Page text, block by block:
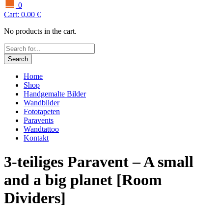
0
Cart: 0,00 €
No products in the cart.
Search
Home
Shop
Handgemalte Bilder
Wandbilder
Fototapeten
Paravents
Wandtattoo
Kontakt
3-teiliges Paravent – A small
and a big planet [Room
Dividers]